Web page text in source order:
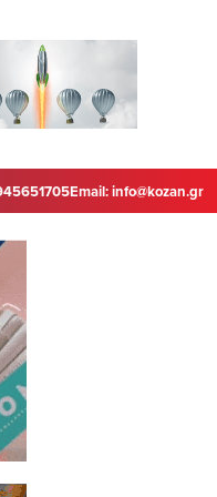
Email:info@kozan.gr